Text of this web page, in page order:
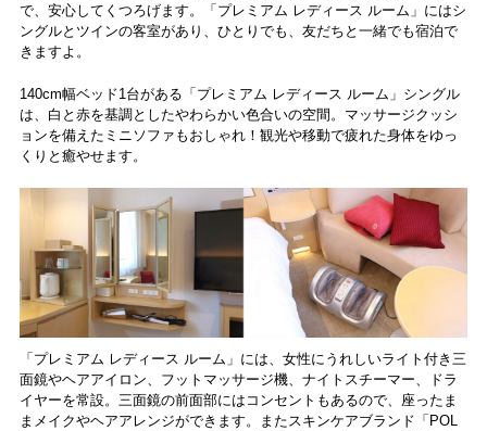
で、安心してくつろげます。
「プレミアム レディース ルーム」にはシ
ングルとツインの客室があり、 ひとりでも、友だちと一緒でも宿泊で
きますよ。
140cm幅ベッド1台がある「プレミアム レディース ルーム」 シングル
は、白と赤を基調としたやわらかい色合いの空間。マッサージクッシ
ョンを備えたミニソファもおしゃれ！観光や移動で疲れた身体をゆっ
くりと癒やせます。
「プレミアム レディース ルーム」には、女性にうれしいライト付き三
面鏡やヘアアイロン、フットマッサージ機、ナイトスチーマー、ドラ
イヤーを常設。三面鏡の前面部にはコンセントもあるので、座ったま
まメイクやヘアアレンジができます。またスキンケアブランド「POL